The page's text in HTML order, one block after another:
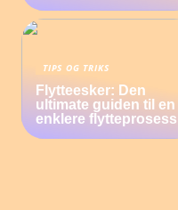
TIPS OG TRIKS
Flytteesker: Den
ultimate guiden til en
enklere flytteprosess